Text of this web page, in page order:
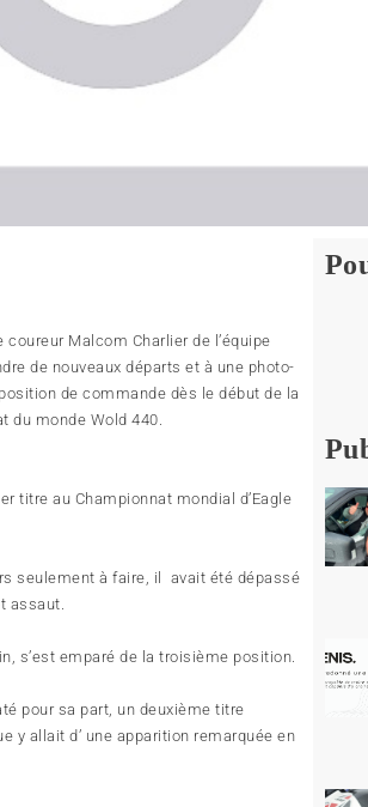
Malcom Charlier de l’équipe
de nouveaux départs et à une photo-
de commande dès le début de la
monde Wold 440.
titre au Championnat mondial d’Eagle
seulement à faire, il avait été dépassé
assaut.
s’est emparé de la troisième position.
pour sa part, un deuxième titre
y allait d’ une apparition remarquée en